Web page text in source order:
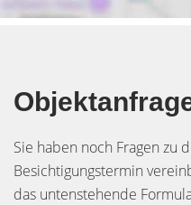
Sie haben noch Fragen zu
Besichtigungstermin
das untenstehende